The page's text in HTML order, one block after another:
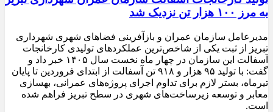
به مرز ۱۰۰ هزار تن نزدیک شد
مدیرعامل سازمان عمران و بازآفرینی فضاهای شهری شهرداری
تبریز از ثبت یکی از شاخص‌ترین عملکردهای تولیدی کارخانجات
آسفالت این سازمان در چهار ماه نخست سال ۱۴۰۵ خبر داد و
گفت: با تولید ۹۵ هزار و ۹۱۸ تن آسفالت از ابتدای فروردین تا پایان
تیرماه، بستر لازم برای تداوم اجرای پروژه‌های عمرانی، بهسازی
معابر و توسعه زیرساخت‌های شهری در سطح تبریز فراهم شده
است.